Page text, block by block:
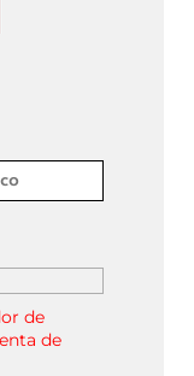
de
de